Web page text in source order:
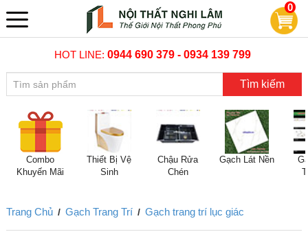
0
HOT LINE:0944 690 379 - 0934 139 799
Tìm kiếm
Combo
Khuyến Mãi
Thiết Bị Vệ
Sinh
Chậu Rửa
Chén
Gạch Lát Nền
Trang Chủ / Gạch Trang Trí / Gạch trang trí lục giác